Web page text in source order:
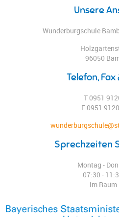
Unsere
Wunderburgschule
96050
Telefon,
T 0951
F 0951
Sprechzeiten
Montag -
07:30 -
im Raum